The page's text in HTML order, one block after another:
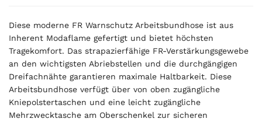
Diese moderne FR Warnschutz Arbeitsbundhose ist aus
Inherent Modaflame gefertigt und bietet höchsten
Tragekomfort. Das strapazierfähige FR-Verstärkungsgewebe
an den wichtigsten Abriebstellen und die durchgängigen
Dreifachnähte garantieren maximale Haltbarkeit. Diese
Arbeitsbundhose verfügt über von oben zugängliche
Kniepolstertaschen und eine leicht zugängliche
Mehrzwecktasche am Oberschenkel zur sicheren